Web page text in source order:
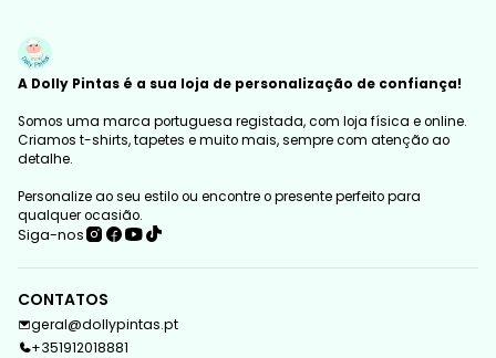
A Dolly Pintas é a sua loja de personalização de confiança!
Somos uma marca portuguesa registada, com loja física e online.
Criamos t-shirts, tapetes e muito mais, sempre com atenção ao
detalhe.
Personalize ao seu estilo ou encontre o presente perfeito para
qualquer ocasião.
Siga-nos
CONTATOS
geral@dollypintas.pt
+351912018881